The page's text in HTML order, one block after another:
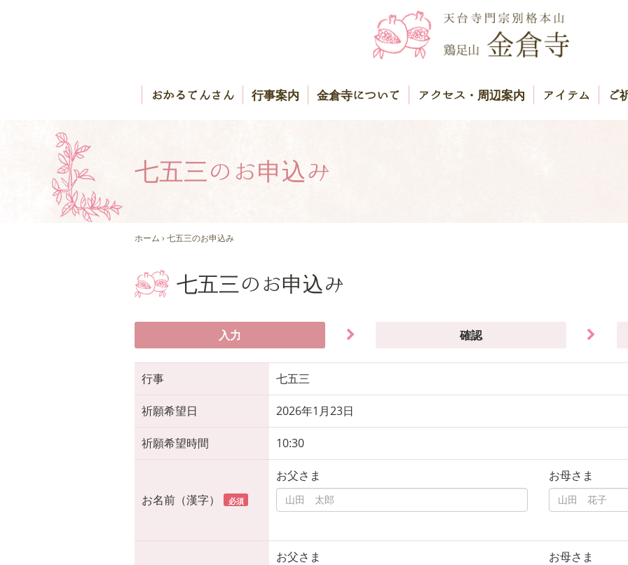
おかるてんさん 行事案内 金倉寺について アクセス・周辺案内 アイテム ご
七五三のお申込み
ホーム › 七五三のお申込み
七五三のお申込み
入力 確認
行事 七五三
祈願希望日 2026年1月23日
祈願希望時間 10:30
お名前（漢字） 必須
お父さま お母さま
お父さま お母さま